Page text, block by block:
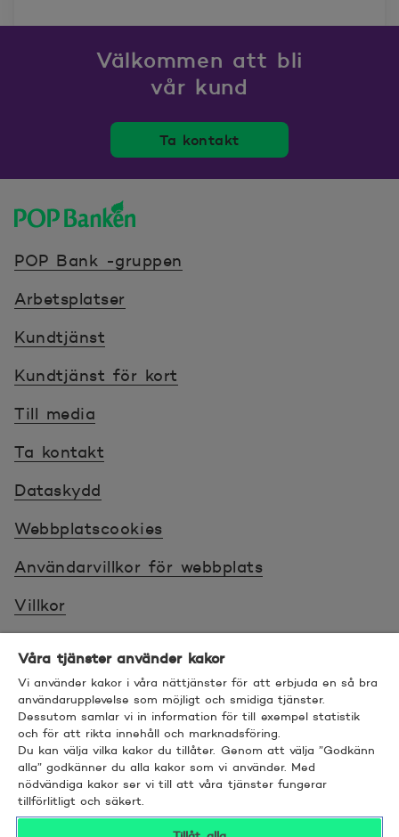
Välkommen att bli
vår kund
Ta kontakt
POP Bank -gruppen
Arbetsplatser
Kundtjänst
Kundtjänst för kort
Till media
Ta kontakt
Dataskydd
Webbplatscookies
Användarvillkor för webbplats
Villkor
Tillgänglighet
Bra att veta
© 2026 POP Pankki, Hevosenkenkä 3, 02600
ESPOO
Våra tjänster använder kakor
Vi använder kakor i våra nättjänster för att erbjuda en så bra
användarupplevelse som möjligt och smidiga tjänster.
Dessutom samlar vi in information för till exempel statistik
och för att rikta innehåll och marknadsföring.
Du kan välja vilka kakor du tillåter. Genom att välja ”Godkänn
alla” godkänner du alla kakor som vi använder. Med
nödvändiga kakor ser vi till att våra tjänster fungerar
tillförlitligt och säkert.